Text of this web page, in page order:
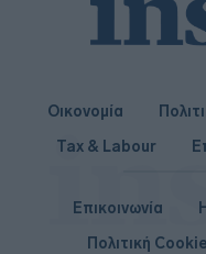
Οικονομία
Tax & Labour
Επικοινωνία
Πολιτική